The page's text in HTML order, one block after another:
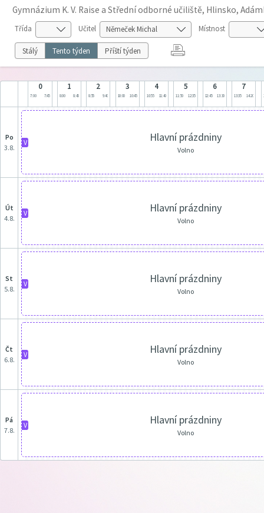
Gymnázium K. V. Raise a Střední odborné učiliště, Hlinsko,
Třída Učitel Místnost
Stálý Tento týden Příští týden
0
7:00 7:45
1
8:00 8:45
2
8:55 9:40
3
10:00 10:45
4
10:55 11:40
5
11:50 12:35
6
12:45 13:30
7
13:35 14:20
po
3.8.
V Hlavní prázdniny
Volno
út
4.8.
V Hlavní prázdniny
Volno
st
5.8.
V Hlavní prázdniny
Volno
čt
6.8.
V Hlavní prázdniny
Volno
pá
7.8.
V Hlavní prázdniny
Volno